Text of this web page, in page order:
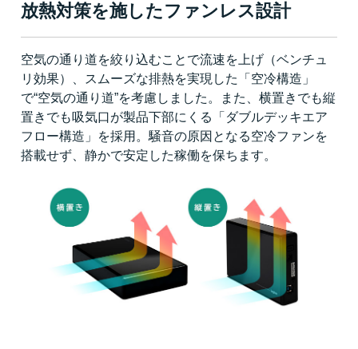
放熱対策を施したファンレス設計
空気の通り道を絞り込むことで流速を上げ（ベンチュ
リ効果）、スムーズな排熱を実現した「空冷構造」
で“空気の通り道”を考慮しました。また、横置きでも縦
置きでも吸気口が製品下部にくる「ダブルデッキエア
フロー構造」を採用。騒音の原因となる空冷ファンを
搭載せず、静かで安定した稼働を保ちます。